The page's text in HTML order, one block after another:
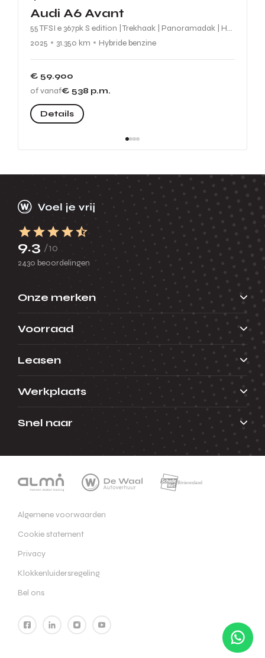
Audi A6 Avant
55 TFSI e 367pk S edition | Trekhaak | Panoramadak | Head-Up Display | Adaptief onderstel | 360 camera | Matrix LED | Geheugenstoel
2025
31.350 km Hybride benzine
€ 59.900
of vanaf€ 538 p.m.
Details
9.3 /10
2430 beoordelingen
Onze merken
Voorraad
Leasen
Werkplaats
Snel naar
Algemene voorwaarden
Cookie statement
Privacy
Klokkenluidersregeling
Bel ons